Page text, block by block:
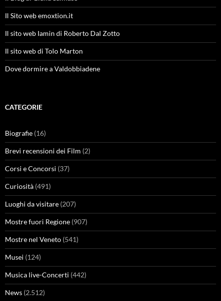
Il Sito web emoxtion.it
Il sito web Iamin di Roberto Dal Zotto
Il sito web di Tolo Marton
Dove dormire a Valdobbiadene
CATEGORIE
Biografie (16)
Brevi recensioni dei Film (2)
Corsi e Concorsi (37)
Curiosità (491)
Luoghi da visitare (207)
Mostre fuori Regione (907)
Mostre nel Veneto (541)
Musei (124)
Musica live-Concerti (442)
News (2.512)